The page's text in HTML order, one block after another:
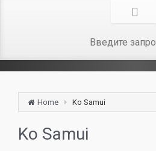
Home Ko Samui
Ko Samui